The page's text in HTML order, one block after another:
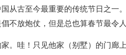
从古至今最重要的传统节日之一
不放炮仗，但是总也算春节最令人
。哇！只见他家（别墅）的门廊